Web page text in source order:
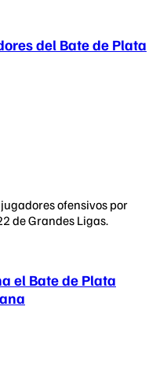
del Bate de Plata
ofensivos por
de Grandes Ligas.
el Bate de Plata